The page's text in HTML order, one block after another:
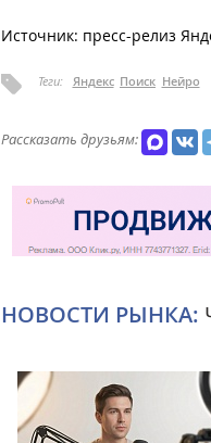
Источник: пресс-релиз
Теги: Яндекс Поиск Нейро
Рассказать друзьям:
НОВОСТИ РЫНКА: